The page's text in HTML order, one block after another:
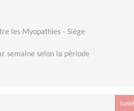
les Myopathies - Siège
semaine selon la période
Santé